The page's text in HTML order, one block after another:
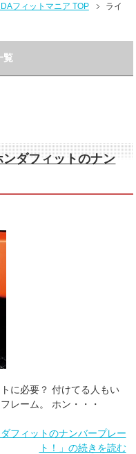
フィットマニア TOP
ライ
覧
ダフィットのナン
に必要？ 付けてる人もい
レーム。 ホン・・・
フィットのナンバープレー
ト！」の続きを読む